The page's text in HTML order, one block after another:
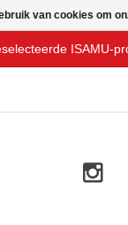
ISAMU-
van cookies om